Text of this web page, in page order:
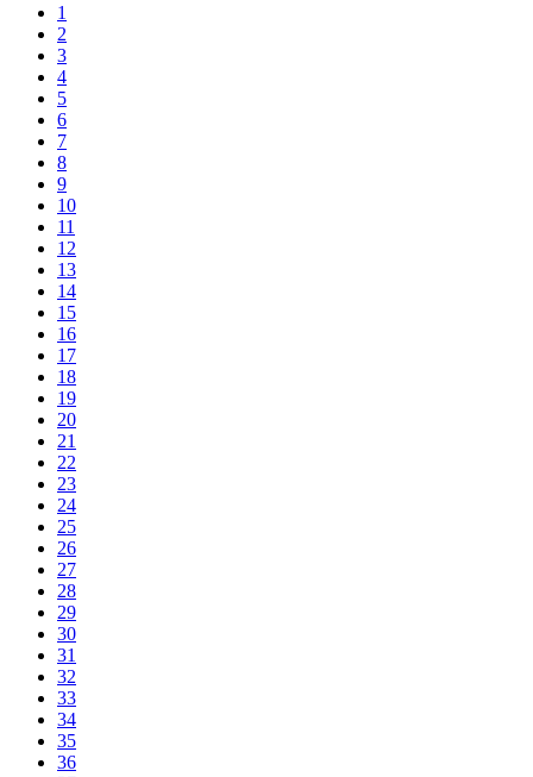
1
2
3
4
5
6
7
8
9
10
11
12
13
14
15
16
17
18
19
20
21
22
23
24
25
26
27
28
29
30
31
32
33
34
35
36